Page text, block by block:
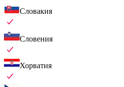
Словакия
Словения
Хорватия